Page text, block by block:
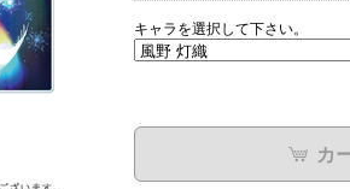
キャラを選択して下さい。
カ